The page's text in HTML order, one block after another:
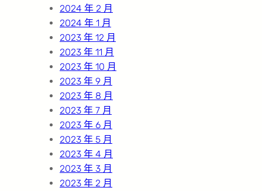
2024 年 2 月
2024 年 1 月
2023 年 12 月
2023 年 11 月
2023 年 10 月
2023 年 9 月
2023 年 8 月
2023 年 7 月
2023 年 6 月
2023 年 5 月
2023 年 4 月
2023 年 3 月
2023 年 2 月